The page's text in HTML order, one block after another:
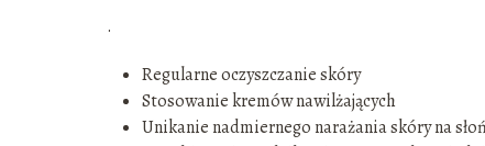
.
Regularne oczyszczanie skóry
Stosowanie kremów nawilżających
Unikanie nadmiernego narażania skóry na